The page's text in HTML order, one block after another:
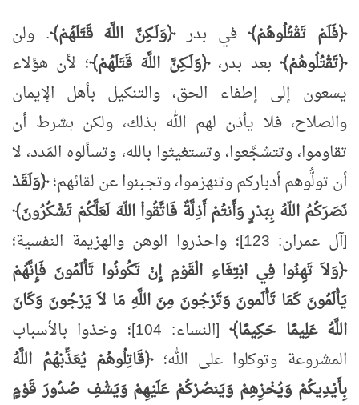
﴿فَلَمْ تَقْتُلُوهُمْ﴾في بدر﴿وَلَـكِنَّ اللَّهَ قَتَلَهُمْ﴾. ولن
﴿تَقْتُلُوهُمْ﴾بعد بدر،﴿وَلَـكِنَّ اللَّهَ قَتَلَهُمْ﴾؛ لأن هؤلاء
يسعون إلى إطفاء الحق، والتنكيل بأهل الإيمان
والصلاح، فلا يأذن لهم الله بذلك، ولكن بشرط أن
تقاوموا، وتتشجَّعوا، وتستغيثوا بالله، وتسألوه المَدد، لا
أن تولُّوهم أدباركم وتنهزموا، وتجبنوا عن لقائهم؛﴿وَلَقَدْ
نَصَرَكُمُ اللّهُ بِبَدْرٍ وَأَنتُمْ أَذِلَّةٌ فَاتَّقُواْ اللّهَ لَعَلَّكُمْ تَشْكُرُونَ﴾
[آل عمران: 123]؛ واحذروا الوهن والهزيمة النفسية؛
﴿وَلاَ تَهِنُوا فِي ابْتِغَاءِ الْقَوْمِ إِنْ تَكُونُوا تَأْلَمُونَ فَإِنَّهُمْ
يَأْلَمُونَ كَمَا تَأْلَمونَ وَتَرْجُونَ مِنَ اللَّهِ مَا لاَ يَرْجُونَ وَكَانَ
اللَّهُ عَلِيمًا حَكِيمًا﴾
[النساء: 104]؛ وخذوا بالأسباب
المشروعة وتوكلوا على الله؛﴿قَاتِلُوهُمْ يُعَذِّبْهُمُ اللَّهُ
بِأَيْدِيكُمْ وَيُخْزِهِمْ وَيَنصُرْكُمْ عَلَيْهِمْ وَيَشْفِ صُدُورَ قَوْمٍ